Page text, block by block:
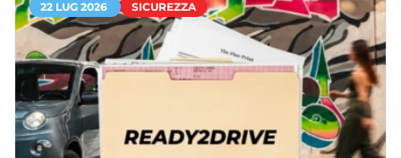
22 LUG 2026 SICUREZZA